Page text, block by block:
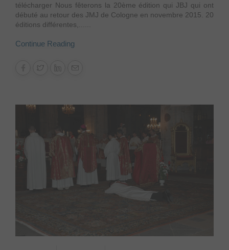
télécharger Nous fêterons la 20ème édition qui JBJ qui ont
débuté au retour des JMJ de Cologne en novembre 2015. 20
éditions différentes,......
Continue Reading